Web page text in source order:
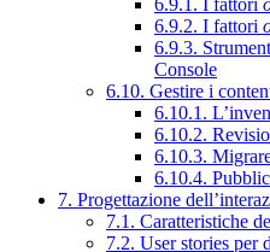
6.9.1. I fattori
6.9.2. I fattori
6.9.3.
Console
6.10. Gestire i
6.10.1.
6.10.2.
6.10.3.
6.10.4.
7. Progettazione
7.1. Caratteristiche
7.2. User stories per